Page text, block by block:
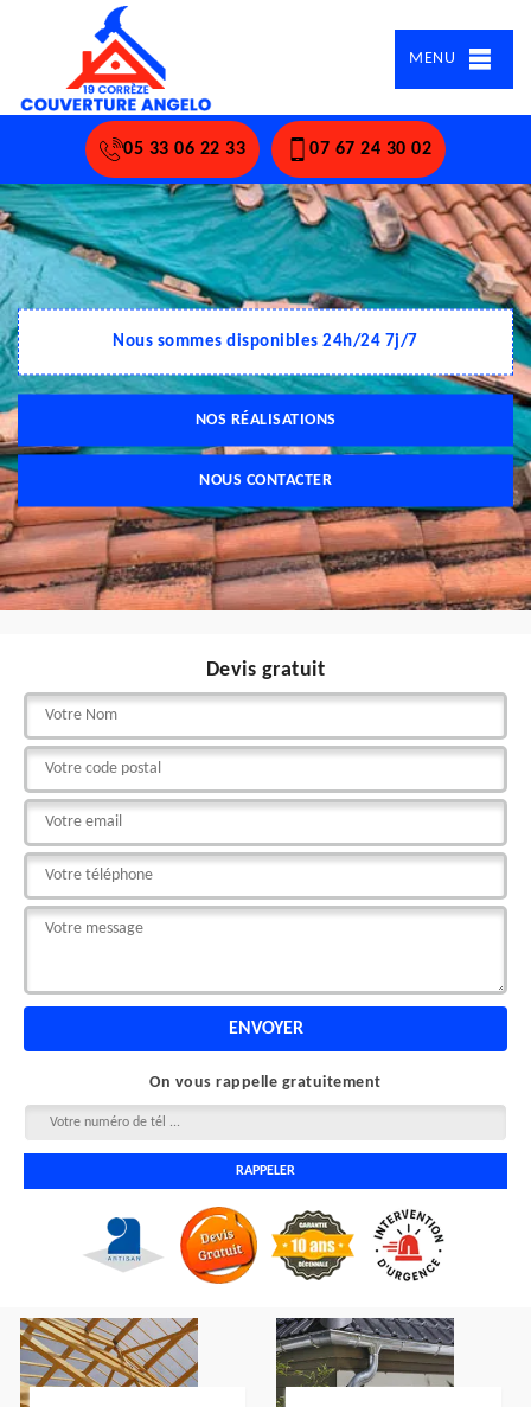
MENU
05 33 06 22 33 07 67 24 30 02
Nous sommes disponibles 24h/24 7j/7
NOS RÉALISATIONS
NOUS CONTACTER
Devis gratuit
On vous rappelle gratuitement